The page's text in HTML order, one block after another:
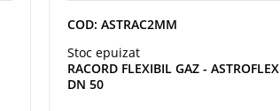
COD: ASTRAC2MM
Stoc epuizat
RACORD FLEXIBIL GAZ - ASTROFLEX
DN 50